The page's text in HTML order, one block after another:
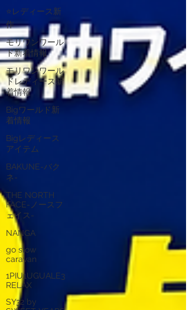
⭐レディース新
作
モリワンワール
ド新着情報
モリワンワール
ドレディース新
着情報
Bigワールド新
着情報
Bigレディース
アイテム
BAKUNE-バク
ネ-
THE NORTH
FACE-ノースフ
ェイス-
NANGA
go slow
caravan
1PIU1UGUALE3
RELAX
SY32 by